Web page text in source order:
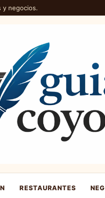
y negocios.
RESTAURANTES